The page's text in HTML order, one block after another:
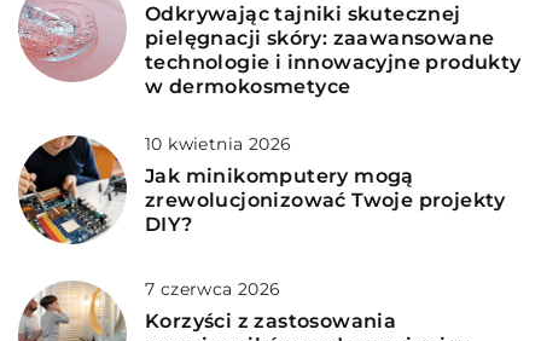
Odkrywając tajniki skutecznej
pielęgnacji skóry: zaawansowane
technologie i innowacyjne produkty
w dermokosmetyce
10 kwietnia 2026
Jak minikomputery mogą
zrewolucjonizować Twoje projekty
DIY?
7 czerwca 2026
Korzyści z zastosowania